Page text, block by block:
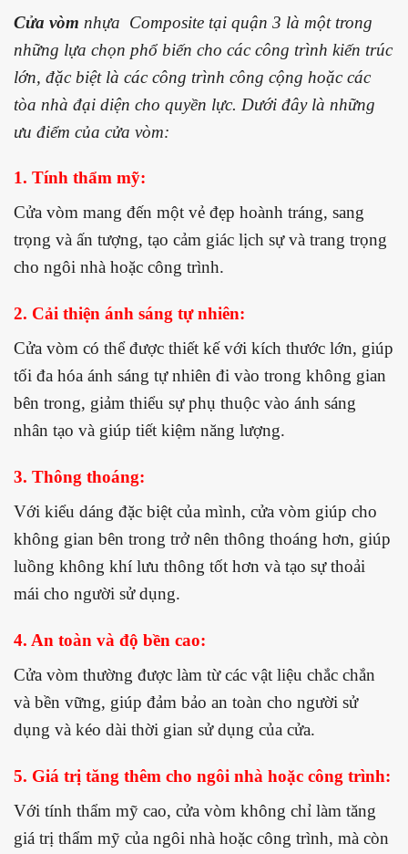
Cửa vòm nhựa Composite tại quận 3 là một trong
những lựa chọn phổ biến cho các công trình kiến trúc
lớn, đặc biệt là các công trình công cộng hoặc các
tòa nhà đại diện cho quyền lực. Dưới đây là những
ưu điểm của cửa vòm:
1. Tính thẩm mỹ:
Cửa vòm mang đến một vẻ đẹp hoành tráng, sang
trọng và ấn tượng, tạo cảm giác lịch sự và trang trọng
cho ngôi nhà hoặc công trình.
2. Cải thiện ánh sáng tự nhiên:
Cửa vòm có thể được thiết kế với kích thước lớn, giúp
tối đa hóa ánh sáng tự nhiên đi vào trong không gian
bên trong, giảm thiểu sự phụ thuộc vào ánh sáng
nhân tạo và giúp tiết kiệm năng lượng.
3. Thông thoáng:
Với kiểu dáng đặc biệt của mình, cửa vòm giúp cho
không gian bên trong trở nên thông thoáng hơn, giúp
luồng không khí lưu thông tốt hơn và tạo sự thoải
mái cho người sử dụng.
4. An toàn và độ bền cao:
Cửa vòm thường được làm từ các vật liệu chắc chắn
và bền vững, giúp đảm bảo an toàn cho người sử
dụng và kéo dài thời gian sử dụng của cửa.
5. Giá trị tăng thêm cho ngôi nhà hoặc công trình:
Với tính thẩm mỹ cao, cửa vòm không chỉ làm tăng
giá trị thẩm mỹ của ngôi nhà hoặc công trình, mà còn